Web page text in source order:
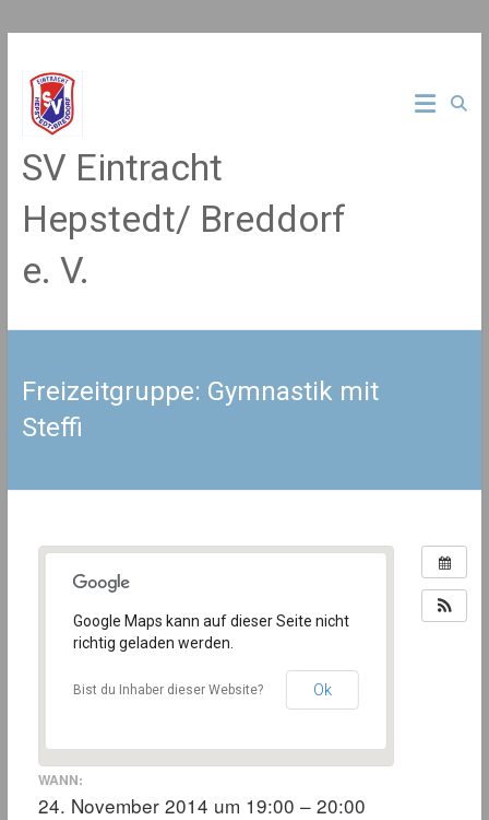
springen
SV Eintracht
Hepstedt/ Breddorf
e. V.
Freizeitgruppe: Gymnastik mit
Steffi
Google Maps kann auf dieser Seite nicht
richtig geladen werden.
Bist du Inhaber dieser Website? Ok
WANN:
24. November 2014 um 19:00 – 20:00